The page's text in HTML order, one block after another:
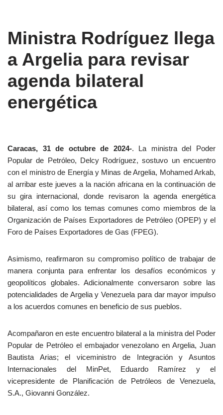
Ministra Rodríguez llega
a Argelia para revisar
agenda bilateral
energética
Caracas, 31 de octubre de 2024-. La ministra del Poder
Popular de Petróleo, Delcy Rodríguez, sostuvo un encuentro
con el ministro de Energía y Minas de Argelia, Mohamed Arkab,
al arribar este jueves a la nación africana en la continuación de
su gira internacional, donde revisaron la agenda energética
bilateral, así como los temas comunes como miembros de la
Organización de Países Exportadores de Petróleo (OPEP) y el
Foro de Países Exportadores de Gas (FPEG).
Asimismo, reafirmaron su compromiso político de trabajar de
manera conjunta para enfrentar los desafíos económicos y
geopolíticos globales. Adicionalmente conversaron sobre las
potencialidades de Argelia y Venezuela para dar mayor impulso
a los acuerdos comunes en beneficio de sus pueblos.
Acompañaron en este encuentro bilateral a la ministra del Poder
Popular de Petróleo el embajador venezolano en Argelia, Juan
Bautista Arias; el viceministro de Integración y Asuntos
Internacionales del MinPet, Eduardo Ramírez y el
vicepresidente de Planificación de Petróleos de Venezuela,
S.A., Giovanni González.